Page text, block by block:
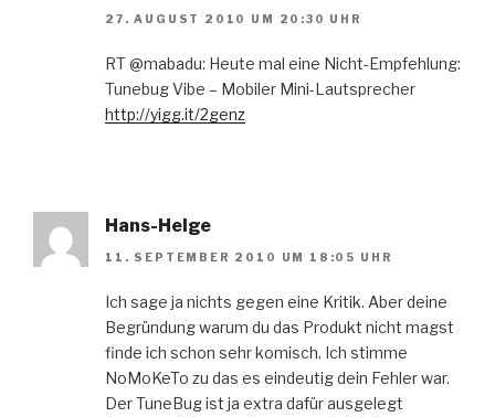
27. AUGUST 2010 UM 20:30 UHR
RT @mabadu: Heute mal eine Nicht-Empfehlung:
Tunebug Vibe – Mobiler Mini-Lautsprecher
http://yigg.it/2genz
Hans-Helge
11. SEPTEMBER 2010 UM 18:05 UHR
Ich sage ja nichts gegen eine Kritik. Aber deine
Begründung warum du das Produkt nicht magst
finde ich schon sehr komisch. Ich stimme
NoMoKeTo zu das es eindeutig dein Fehler war.
Der TuneBug ist ja extra dafür ausgelegt